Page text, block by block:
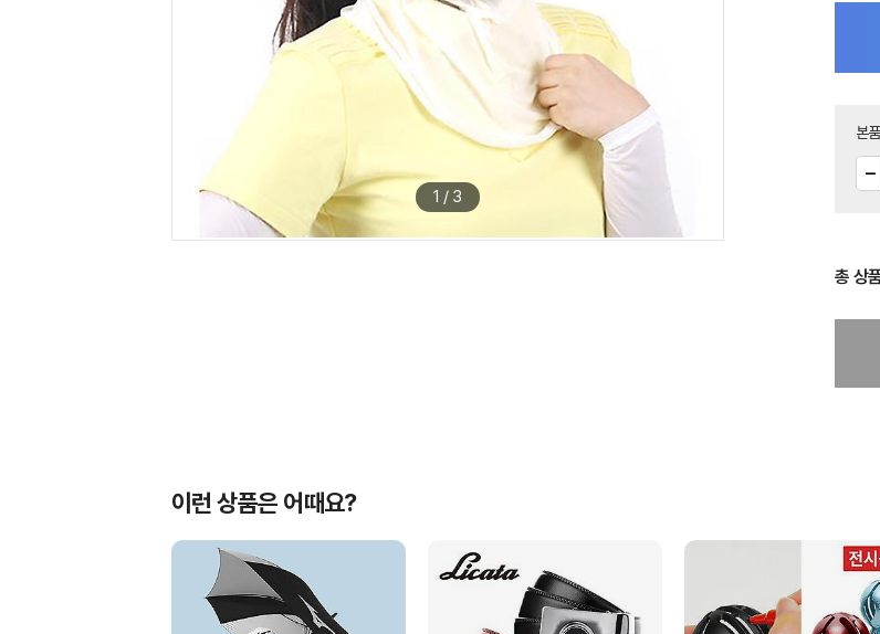
1 / 3
본품
총 상
이런 상품은 어때요?